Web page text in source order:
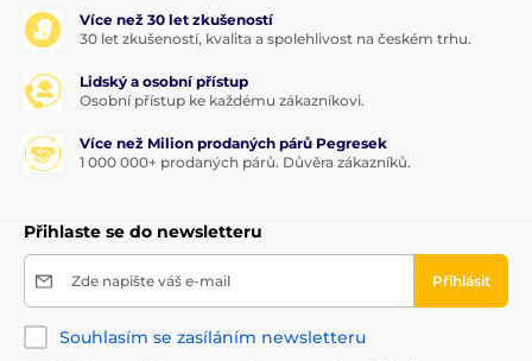
Více než 30 let zkušeností
30 let zkušeností, kvalita a spolehlivost na českém trhu.
Lidský a osobní přístup
Osobní přístup ke každému zákazníkovi.
Více než Milion prodaných párů Pegresek
1 000 000+ prodaných párů. Důvěra zákazníků.
Přihlaste se do newsletteru
Zde napište váš e-mail Přihlásit
Souhlasím se zasíláním newsletteru